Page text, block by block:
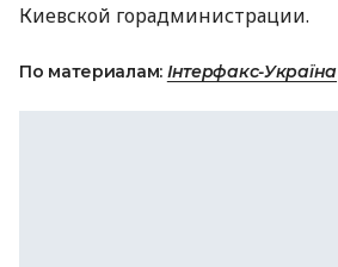
Киевской горадминистрации.
По материалам: Інтерфакс-Україна